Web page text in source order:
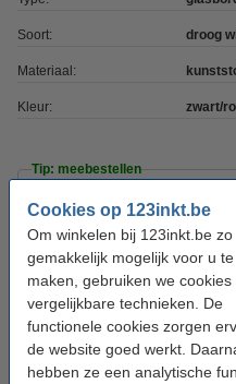
Cookies op 123inkt.be
Om winkelen bij 123inkt.be zo
gemakkelijk mogelijk voor u te
maken, gebruiken we cookies
vergelijkbare technieken. De
functionele cookies zorgen
de website goed werkt.
hebben ze een analytische
Soort: droog
Materiaal:
Kleur: zwart/
Tip: meebestellen
Aanbieding:
zwart/rood/blauw/
€ 6,95
123inkt
€ 4,50